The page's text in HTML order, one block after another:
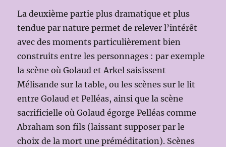
La deuxième partie plus dramatique et plus
tendue par nature permet de relever l’intérêt
avec des moments particulièrement bien
construits entre les personnages : par exemple
la scène où Golaud et Arkel saisissent
Mélisande sur la table, ou les scènes sur le lit
entre Golaud et Pelléas, ainsi que la scène
sacrificielle où Golaud égorge Pelléas comme
Abraham son fils (laissant supposer par le
choix de la mort une préméditation). Scènes